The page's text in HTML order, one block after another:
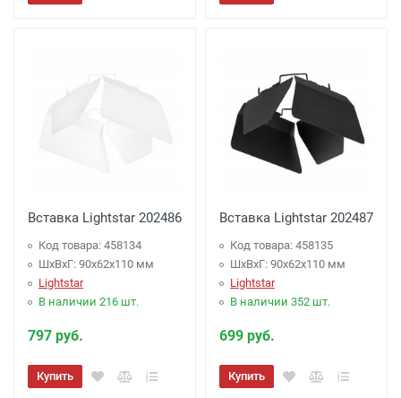
Вставка Lightstar 202486
Код товара: 458134
ШхВхГ: 90x62x110 мм
Lightstar
В наличии 216 шт.
797 руб.
Купить
Вставка Lightstar 202487
Код товара: 458135
ШхВхГ: 90x62x110 мм
Lightstar
В наличии 352 шт.
699 руб.
Купить